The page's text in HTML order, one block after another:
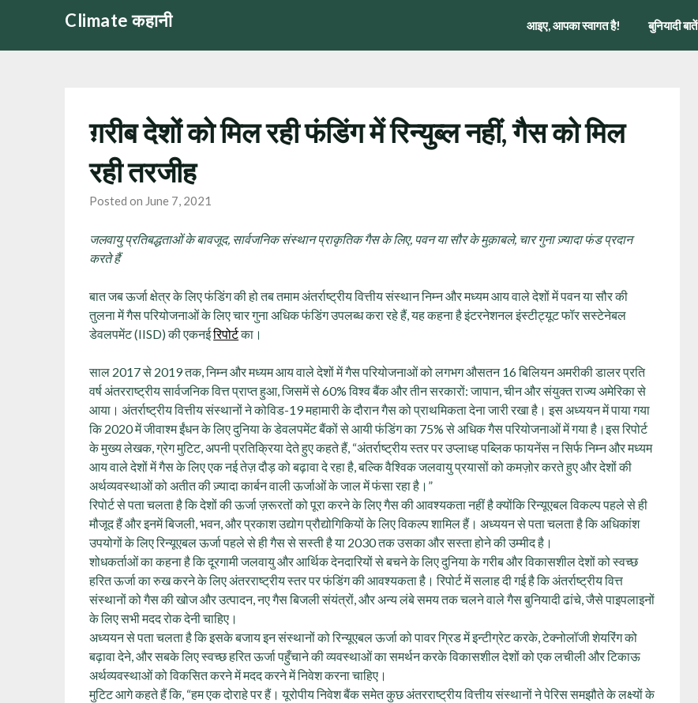
content
Climate कहानी आइए, आपका स्वागत है! बुनियादी बातें
ग़रीब देशों को मिल रही फंडिंग में रिन्युब्ल नहीं, गैस को मिल
रही तरजीह
Posted on June 7, 2021
जलवायु प्रतिबद्धताओं के बावजूद, सार्वजनिक संस्थान प्राकृतिक गैस के लिए, पवन या सौर के मुक़ाबले, चार गुना ज़्यादा फंड प्रदान
करते हैं
बात जब ऊर्जा क्षेत्र के लिए फंडिंग की हो तब तमाम अंतर्राष्ट्रीय वित्तीय संस्थान निम्न और मध्यम आय वाले देशों में पवन या सौर की
तुलना में गैस परियोजनाओं के लिए चार गुना अधिक फंडिंग उपलब्ध करा रहे हैं, यह कहना है इंटरनेशनल इंस्टीट्यूट फॉर सस्टेनेबल
डेवलपमेंट (IISD) की एकनईरिपोर्टका।
साल 2017 से 2019 तक, निम्न और मध्यम आय वाले देशों में गैस परियोजनाओं को लगभग औसतन 16 बिलियन अमरीकी डालर प्रति
वर्ष अंतरराष्ट्रीय सार्वजनिक वित्त प्राप्त हुआ, जिसमें से 60% विश्व बैंक और तीन सरकारों: जापान, चीन और संयुक्त राज्य अमेरिका से
आया। अंतर्राष्ट्रीय वित्तीय संस्थानों ने कोविड-19 महामारी के दौरान गैस को प्राथमिकता देना जारी रखा है। इस अध्ययन में पाया गया
कि 2020 में जीवाश्म ईंधन के लिए दुनिया के डेवलपमेंट बैंकों से आयी फंडिंग का 75% से अधिक गैस परियोजनाओं में गया है।इस रिपोर्ट
के मुख्य लेखक, ग्रेग मुटिट, अपनी प्रतिक्रिया देते हुए कहते हैं, “अंतर्राष्ट्रीय स्तर पर उप्लाध्ह पब्लिक फायनेंस न सिर्फ निम्न और मध्यम
आय वाले देशों में गैस के लिए एक नई तेज़ दौड़ को बढ़ावा दे रहा है, बल्कि वैश्विक जलवायु प्रयासों को कमज़ोर करते हुए और देशों की
अर्थव्यवस्थाओं को अतीत की ज़्यादा कार्बन वाली ऊर्जाओं के जाल में फंसा रहा है।”
रिपोर्ट से पता चलता है कि देशों की ऊर्जा ज़रूरतों को पूरा करने के लिए गैस की आवश्यकता नहीं है क्योंकि रिन्यूएबल विकल्प पहले से ही
मौजूद हैं और इनमें बिजली, भवन, और प्रकाश उद्योग प्रौद्योगिकियों के लिए विकल्प शामिल हैं। अध्ययन से पता चलता है कि अधिकांश
उपयोगों के लिए रिन्यूएबल ऊर्जा पहले से ही गैस से सस्ती है या 2030 तक उसका और सस्ता होने की उम्मीद है।
शोधकर्ताओं का कहना है कि दूरगामी जलवायु और आर्थिक देनदारियों से बचने के लिए दुनिया के गरीब और विकासशील देशों को स्वच्छ
हरित ऊर्जा का रुख करने के लिए अंतरराष्ट्रीय स्तर पर फंडिंग की आवश्यकता है। रिपोर्ट में सलाह दी गई है कि अंतर्राष्ट्रीय वित्त
संस्थानों को गैस की खोज और उत्पादन, नए गैस बिजली संयंत्रों, और अन्य लंबे समय तक चलने वाले गैस बुनियादी ढांचे, जैसे पाइपलाइनों
के लिए सभी मदद रोक देनी चाहिए।
अध्ययन से पता चलता है कि इसके बजाय इन संस्थानों को रिन्यूएबल ऊर्जा को पावर ग्रिड में इन्टीग्रेट करके, टेक्नोलॉजी शेयरिंग को
बढ़ावा देने, और सबके लिए स्वच्छ हरित ऊर्जा पहुँचाने की व्यवस्थाओं का समर्थन करके विकासशील देशों को एक लचीली और टिकाऊ
अर्थव्यवस्थाओं को विकसित करने में मदद करने में निवेश करना चाहिए।
मुटिट आगे कहते हैं कि, “हम एक दोराहे पर हैं। यूरोपीय निवेश बैंक समेत कुछ अंतरराष्ट्रीय वित्तीय संस्थानों ने पेरिस समझौते के लक्ष्यों के